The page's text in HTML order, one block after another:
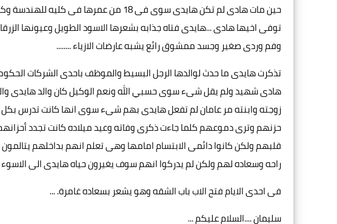
حين مات هادى لم تكن هايدى سوى فى 18 من
توفى اخيها هادى ...هايدى فتاه جذابه بشعرها الاسود الطويل وعيونها
وفم وردى صغير وجسد ممشوق رائع يشبه عارضات الازياء ........
تذكرت هايدى ما حدث لوالدها الرجل البسيط والموظف باحدى الشركات
هادى شهيد ولم يقل شىء سوى حسبي الله ونعم الوكيل كان والد هايدى
زوجته وابنته مر عامان لم تفعل هايدى بهم شىء سوى انها كانت تدرس بكل
حزنهم وترى دموعهم كلما جاءت ذكرى وفاته وعيد ميلاده كانت تجدد
قلبهم ولكن كانوا دائمى الابتسام امامها وهى تعلم انهم بداخلهم
راحه وسعاده لهم ولكن لم يدركوا انهم سوف يغيرون حياه هايدى الى الاسوء
فى احدى الايام فتح الاب باب الشقه وهو يشعر بسعاده غامرة. ...
سليمان ....السلام عليكم ...